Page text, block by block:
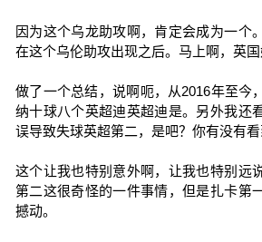
因为这个乌龙助攻啊，肯定会成为一个
在这个乌伦助攻出现之后。马上啊，英国
做了一个总结，说啊呃，从2016年至今
纳十球八个英超迪英超迪是。另外我还
误导致失球英超第二，是吧？你有没有看
这个让我也特别意外啊，让我也特别远
第二这很奇怪的一件事情，但是扎卡第
撼动。